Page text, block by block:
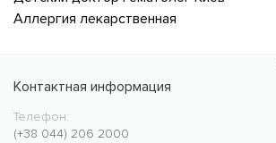
Аллергия лекарственная
Контактная информация
Медицинский центр CMC MED
https://cmcmed.clinic
Телефон:
(+38 044) 206 2000